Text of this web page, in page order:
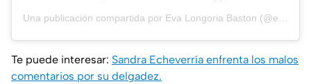
Una publicación compartida por Eva Longoria Baston (@evalongoria) el
Te puede interesar: Sandra Echeverría enfrenta los malos
comentarios por su delgadez.